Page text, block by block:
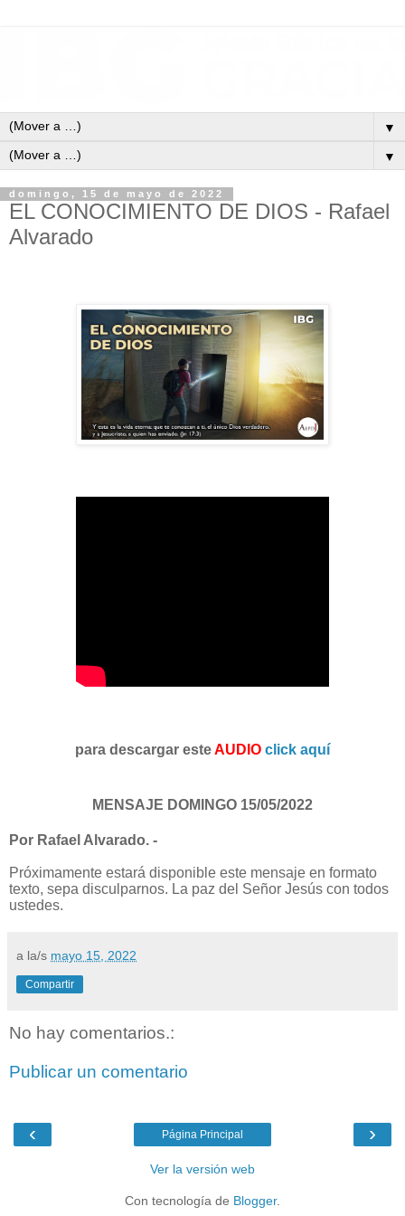
▼
▼
domingo, 15 de mayo de 2022
EL CONOCIMIENTO DE DIOS - Rafael
Alvarado
para descargar esteAUDIO click aquí
MENSAJE DOMINGO 15/05/2022
Por Rafael Alvarado. -
Próximamente estará disponible este mensaje en formato
texto, sepa disculparnos. La paz del Señor Jesús con todos
ustedes.
a la/s mayo 15, 2022
Compartir
No hay comentarios.:
Publicar un comentario
‹ ›
Página Principal
Ver la versión web
Con tecnología de Blogger.